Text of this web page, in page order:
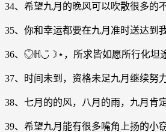
34、希望九月的晚风可以吹散很多的
35、你和幸运都要在九月准时送达到
36、♡⃝ℍ◡̈☽⋆，所求皆如愿所行化坦
37、时间未到，资格未足九月继续努
38、七月的的风，八月的雨，九月肯
39、希望九月能有很多嘴角上扬的小窃